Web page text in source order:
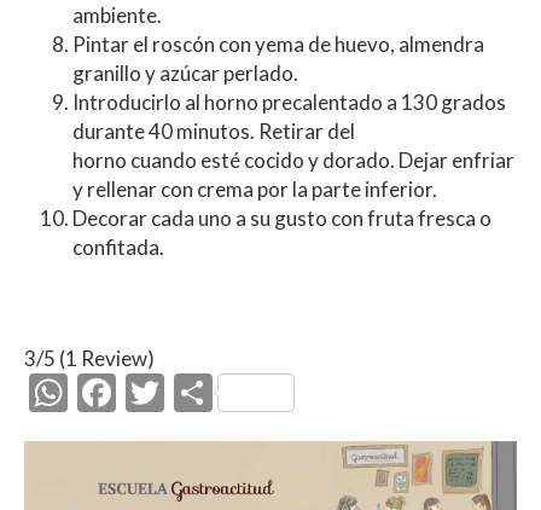
ambiente.
Pintar el roscón con yema de huevo, almendra
granillo y azúcar perlado.
Introducirlo al horno precalentado a 130 grados
durante 40 minutos. Retirar del
horno cuando esté cocido y dorado. Dejar enfriar
y rellenar con crema por la parte inferior.
Decorar cada uno a su gusto con fruta fresca o
confitada.
3/5 (1 Review)
W
h
at
F
ac
e
T
w
itt
C
o